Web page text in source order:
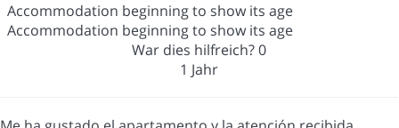
Accommodation beginning to show its age
Accommodation beginning to show its age
War dies hilfreich?0
1 Jahr